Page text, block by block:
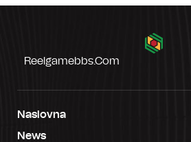
Reelgamebbs.com
Naslovna
News